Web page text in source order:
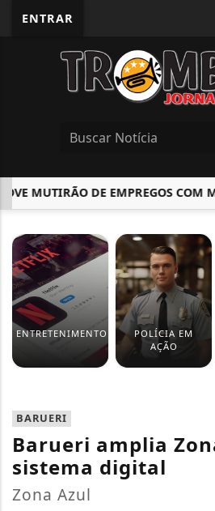
ENTRAR
MUTIRÃO DE EMPREGOS COM
ENTRETENIMENTO
POLÍCIA EM
AÇÃO
BARUERI
Barueri amplia
sistema digital
Zona Azul